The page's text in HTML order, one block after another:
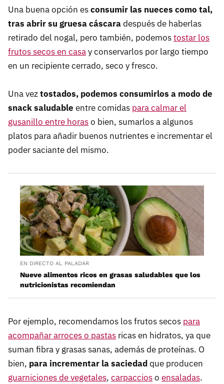
Una buena opción esconsumir las nueces como tal,
tras abrir su gruesa cáscaradespués de haberlas
retirado del nogal, pero también, podemostostar los
frutos secos en casay conservarlos por largo tiempo
en un recipiente cerrado, seco y fresco.
Una veztostados, podemos consumirlos a modo de
snack saludable entre comidas para calmar el
gusanillo entre horaso bien, sumarlos a algunos
platos para añadir buenos nutrientes e incrementar el
poder saciante del mismo.
EN DIRECTO AL PALADAR
Nueve alimentos ricos en grasas saludables que los
nutricionistas recomiendan
Por ejemplo, recomendamos los frutos secos para
acompañar arroces o pastas ricas en hidratos, ya que
suman fibra y grasas sanas, además de proteínas. O
bien, para incrementar la saciedadque producen
guarniciones de vegetales, carpaccioso ensaladas.